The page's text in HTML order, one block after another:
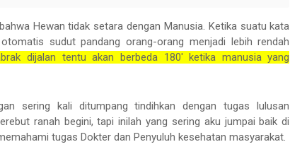
Hewan tidak setara dengan Manusia. Ketika suatu kata
sudut pandang orang-orang menjadi lebih rendah
dijalan tentu akan berbeda 180' ketika manusia yang
sering kali ditumpang tindihkan dengan tugas lulusan
ranah begini, tapi inilah yang sering aku jumpai baik di
tugas Dokter dan Penyuluh kesehatan masyarakat.